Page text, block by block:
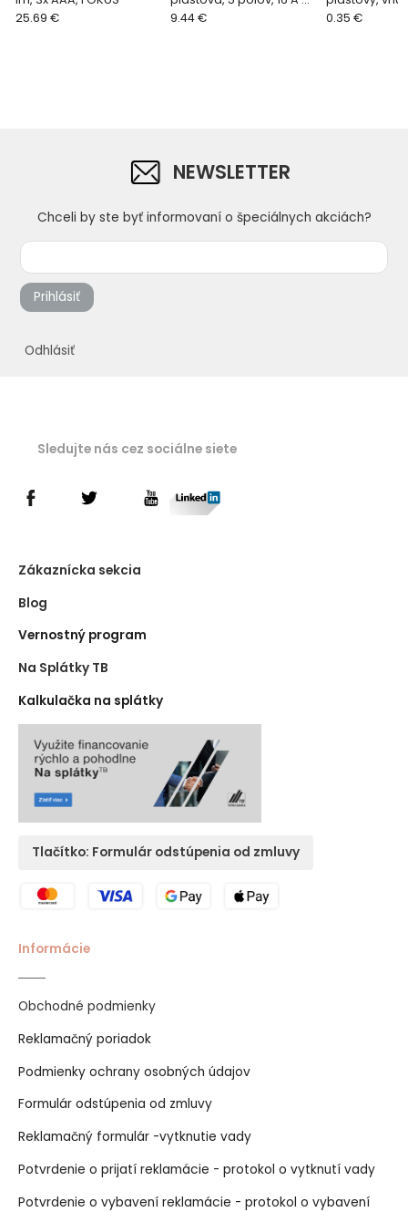
25.69 €
400 V, IP 44
9.44 €
1 "
0.35 €
NEWSLETTER
Chceli by ste byť informovaní o špeciálnych akciách?
Prihlásiť
Odhlásiť
Sledujte nás cez sociálne siete
Zákaznícka sekcia
Blog
Vernostný program
Na Splátky TB
Kalkulačka na splátky
Tlačítko: Formulár odstúpenia od zmluvy
Informácie
Obchodné podmienky
Reklamačný poriadok
Podmienky ochrany osobných údajov
Formulár odstúpenia od zmluvy
Reklamačný formulár -vytknutie vady
Potvrdenie o prijatí reklamácie - protokol o vytknutí vady
Potvrdenie o vybavení reklamácie - protokol o vybavení